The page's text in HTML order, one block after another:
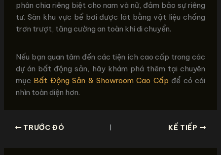
phân chia riêng biệt cho nam và nữ, đảm bảo sự riêng
tư. Sàn khu vực bể bơi được lát bằng vật liệu chống
trơn trượt, tăng cường an toàn khi di chuyển.
Nếu bạn quan tâm đến các tiện ích cao cấp trong các
dự án bất động sản, hãy khám phá thêm tại chuyên
mục Bất Động Sản & Showroom Cao Cấp để có cái
nhìn toàn diện hơn.
TRƯỚC ĐÓ KẾ TIẾP